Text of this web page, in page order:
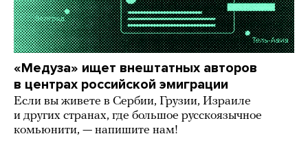
«Медуза» ищет внештатных авторов
в центрах российской эмиграции
Если вы живете в Сербии, Грузии, Израиле
и других странах, где большое русскоязычное
комьюнити, — напишите нам!